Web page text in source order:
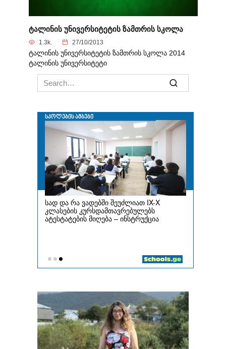
ტალინის უნივერსიტეტის ზამთრის სკოლა
1.3k. 27/10/2013
ტალინის უნივერსიტეტის ზამთრის სკოლა 2014
ტალინის უნივერსიტეტი
Search
for: